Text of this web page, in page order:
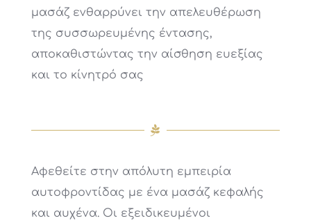
μασάζ ενθαρρύνει την απελευθέρωση
της συσσωρευμένης έντασης,
αποκαθιστώντας την αίσθηση ευεξίας
και το κίνητρό σας
Αφεθείτε στην απόλυτη εμπειρία
αυτοφροντίδας με ένα μασάζ κεφαλής
και αυχένα. Οι εξειδικευμένοι